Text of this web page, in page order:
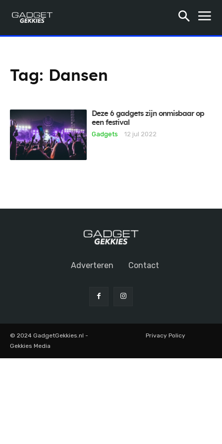
Tag: Dansen
Deze 6 gadgets zijn onmisbaar op
een festival
Gadgets
12 jul 2022
Adverteren Contact
© 2024 GadgetGekkies.nl -
Gekkies Media
Privacy Policy